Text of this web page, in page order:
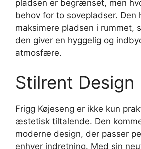
pladsen er begrænset, men
behov for to sovepladser.
maksimere pladsen i rummet,
den giver en hyggelig og
atmosfære.
Stilrent Design
Frigg Køjeseng er ikke kun
æstetisk tiltalende. Den
moderne design, der passer
enhver indretning. Med sin